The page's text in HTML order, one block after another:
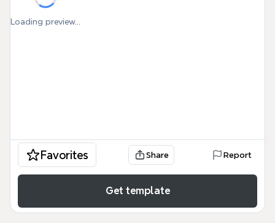
Loading preview...
Favorites Share Report
Get template